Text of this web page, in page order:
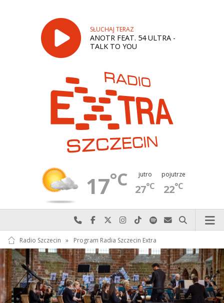
SŁUCHAJ TERAZ
ANOTR FEAT. 54 ULTRA -
TALK TO YOU
17°C jutro
27°C
pojutrze
22°C
Najlepiej po prostu do nas zadzwoń
Odwiedź nas na Facebook-u
Odwiedź nas na X
Odwiedź nas na Instagram-ie
Odwiedź nas na TikTok-u
Szukaj nas na Spotify
Wyślij do nas
Szukaj
Radio Szczecin » Program Radia Szczecin Extra